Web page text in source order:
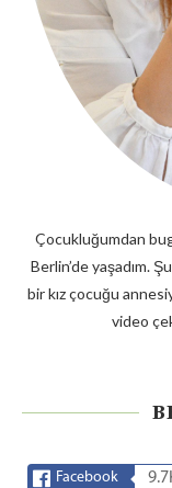
Çocukluğumdan
Berlin’de yaşadım.
bir kız çocuğu
video
Facebook